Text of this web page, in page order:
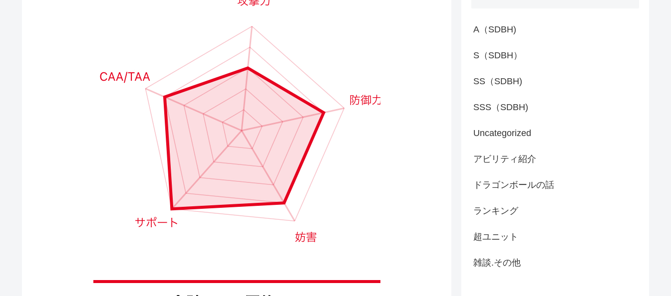
A（SDBH)
S（SDBH）
SS（SDBH)
SSS（SDBH)
Uncategorized
アビリティ紹介
ドラゴンボールの話
ランキング
超ユニット
雑談.その他